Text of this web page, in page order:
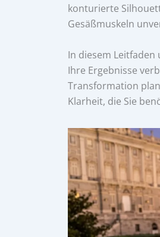
konturierte
Gesäßmuskeln
In diesem Leitfaden
Ihre Ergebnisse
Transformation
Klarheit, die Sie